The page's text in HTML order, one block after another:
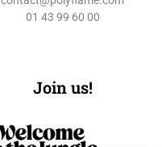
01 43 99 60 00
Join us!